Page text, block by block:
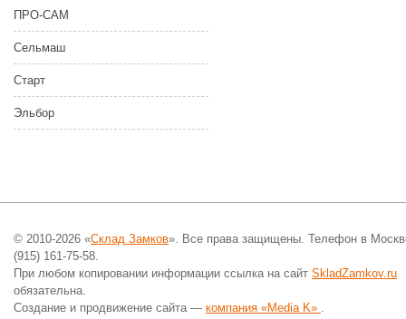
ПРО-САМ
Сельмаш
Старт
Эльбор
© 2010-2026 «Склад Замков». Все права защищены. Телефон в
(915) 161-75-58.
При любом копировании информации ссылка на сайт SkladZamkov.ru
обязательна.
Создание и продвижение сайта — компания «Media K» .